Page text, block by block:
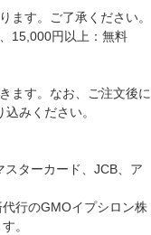
ます。ご了承ください。
15,000円以上：無料
ます。なお、ご注文後に
みください。
スターカード、JCB、ア
行のGMOイプシロン株
。